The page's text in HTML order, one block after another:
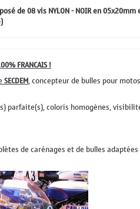
de 08 vis NYLON - NOIR en
FRANCAIS !
SECDEM, concepteur de bulles pour
parfaite(s), coloris homogènes,
de carénages et de bulles